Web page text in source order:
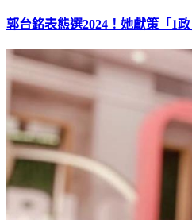
郭台銘表態選2024！她獻策「1